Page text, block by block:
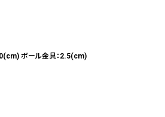
ボール金具：2.5(cm)